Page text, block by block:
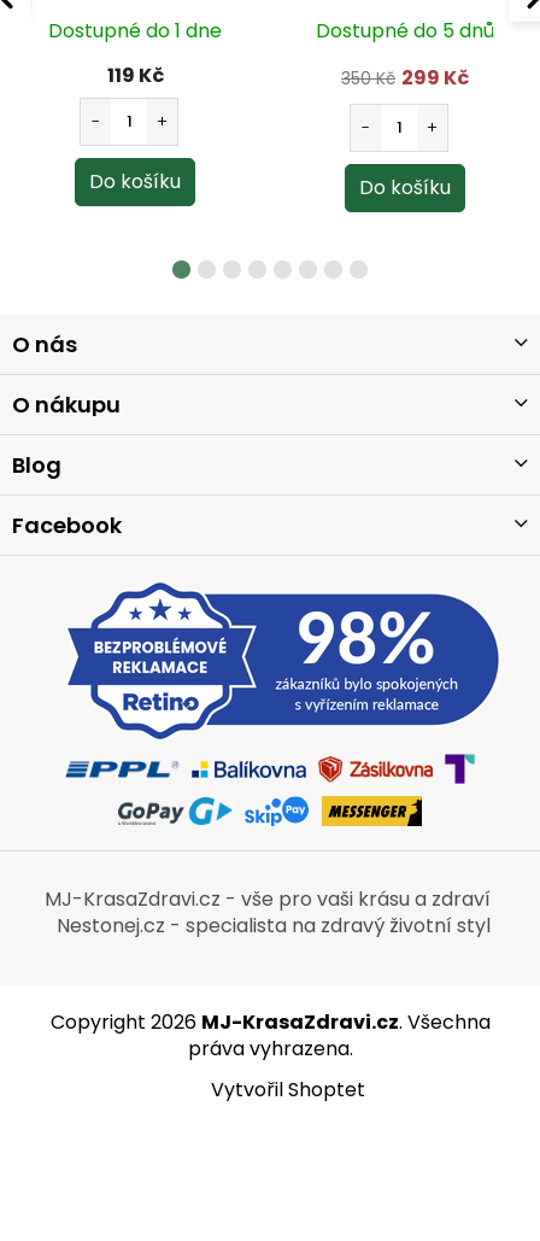
Dostupné do 1 dne
119 Kč
630 g
Dostupné do 5 dnů
350 Kč 299 Kč
á
p
a
t
O nás
O nákupu
Blog
Facebook
MJ-KrasaZdravi.cz - vše pro vaši krásu a zdraví
Nestonej.cz - specialista na zdravý životní styl
Vytvořil Shoptet
Copyright 2026 MJ-KrasaZdravi.cz. Všechna
práva vyhrazena.